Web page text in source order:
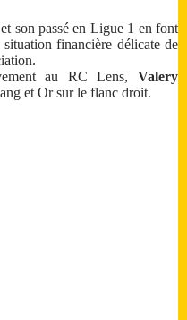
son passé en Ligue 1 en font
financière délicate de
au RC Lens,Valery
et Or sur le flanc droit.